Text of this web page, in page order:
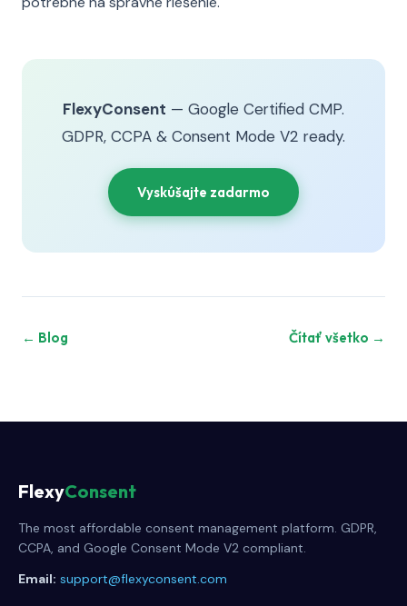
FlexyConsent — Google Certified CMP.
GDPR, CCPA & Consent Mode V2 ready.
Vyskúšajte zadarmo
← Blog Čítať všetko →
FlexyConsent
The most affordable consent management platform. GDPR,
CCPA, and Google Consent Mode V2 compliant.
Email: support@flexyconsent.com